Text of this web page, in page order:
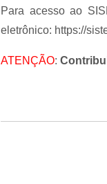
Para acesso ao
eletrônico: https://
ATENÇÃO: